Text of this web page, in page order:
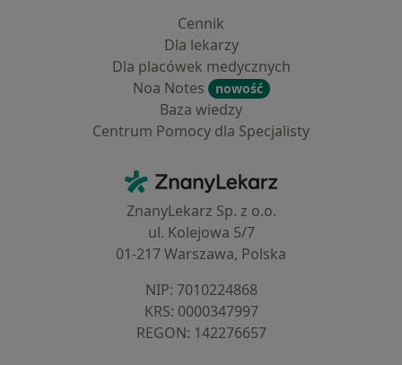
Cennik
Dla lekarzy
Dla placówek medycznych
Noa Notes
nowość
Baza wiedzy
Centrum Pomocy dla Specjalisty
ZnanyLekarz - Strona główna
ZnanyLekarz Sp. z o.o.
ul. Kolejowa 5/7
01-217 Warszawa, Polska
NIP: ⁠7010224868
KRS: ⁠0000347997
REGON: ⁠142276657